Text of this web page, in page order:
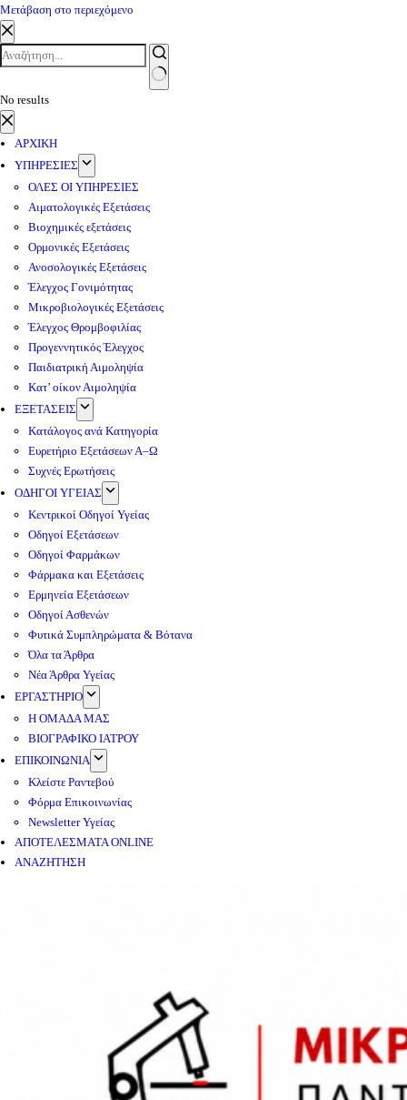
Μετάβαση στο περιεχόμενο
No results
ΑΡΧΙΚΗ
ΥΠΗΡΕΣΙΕΣ
ΟΛΕΣ ΟΙ ΥΠΗΡΕΣΙΕΣ
Αιματολογικές Εξετάσεις
Βιοχημικές εξετάσεις
Ορμονικές Εξετάσεις
Ανοσολογικές Εξετάσεις
Έλεγχος Γονιμότητας
Μικροβιολογικές Εξετάσεις
Έλεγχος Θρομβοφιλίας
Προγεννητικός Έλεγχος
Παιδιατρική Αιμοληψία
Κατ’ οίκον Αιμοληψία
ΕΞΕΤΑΣΕΙΣ
Κατάλογος ανά Κατηγορία
Ευρετήριο Εξετάσεων Α–Ω
Συχνές Ερωτήσεις
ΟΔΗΓΟΙ ΥΓΕΙΑΣ
Κεντρικοί Οδηγοί Υγείας
Οδηγοί Εξετάσεων
Οδηγοί Φαρμάκων
Φάρμακα και Εξετάσεις
Ερμηνεία Εξετάσεων
Οδηγοί Ασθενών
Φυτικά Συμπληρώματα & Βότανα
Όλα τα Άρθρα
Νέα Άρθρα Υγείας
ΕΡΓΑΣΤΗΡΙΟ
Η ΟΜΑΔΑ ΜΑΣ
ΒΙΟΓΡΑΦΙΚΟ ΙΑΤΡΟΥ
ΕΠΙΚΟΙΝΩΝΙΑ
Κλείστε Ραντεβού
Φόρμα Επικοινωνίας
Newsletter Υγείας
ΑΠΟΤΕΛΕΣΜΑΤΑ ONLINE
ΑΝΑΖΗΤΗΣΗ